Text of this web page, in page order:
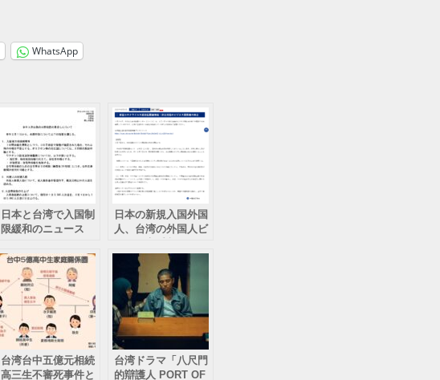
WhatsApp
日本と台湾で入国制
限緩和のニュース
日本の新規入国外国
人、台湾の外国人ビ
台湾台中五億元相続
高三生不審死事件と
台湾ドラマ「八尺門
的辯護人 PORT OF